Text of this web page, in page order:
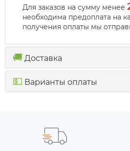
Для заказов на сумму менее
необходима предоплата на
получения оплаты мы
🚚 Доставка
💵 Варианты оплаты